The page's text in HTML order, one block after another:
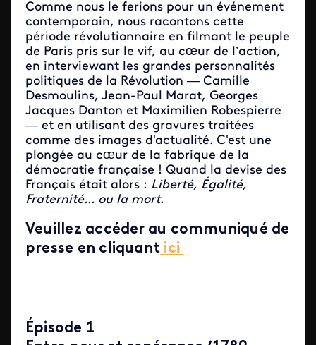
Comme nous le ferions pour un événement
contemporain, nous racontons cette
période révolutionnaire en filmant le peuple
de Paris pris sur le vif, au cœur de l’action,
en interviewant les grandes personnalités
politiques de la Révolution — Camille
Desmoulins, Jean-Paul Marat, Georges
Jacques Danton et Maximilien Robespierre
— et en utilisant des gravures traitées
comme des images d'actualité. C'est une
plongée au cœur de la fabrique de la
démocratie française ! Quand la devise des
Français était alors : Liberté, Égalité,
Fraternité... ou la mort.
Veuillez accéder au communiqué de
presse en cliquant ici
Épisode 1